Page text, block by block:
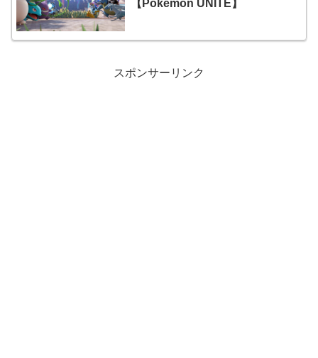
【Pokémon UNITE】
スポンサーリンク